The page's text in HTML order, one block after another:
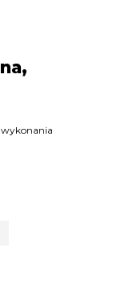
wykonania